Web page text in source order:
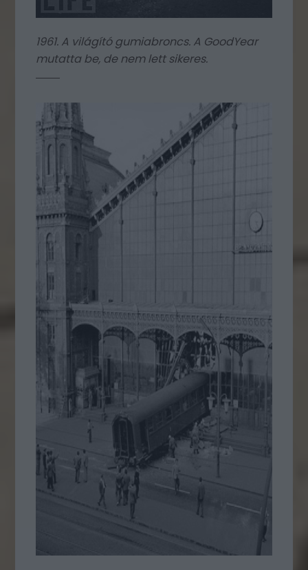
1961. A világító gumiabroncs. A GoodYear
mutatta be, de nem lett sikeres.